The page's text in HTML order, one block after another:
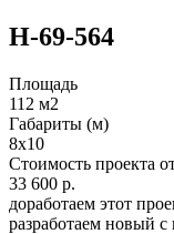
Н-69-564
Площадь
112 м2
Габариты (м)
8х10
Стоимость проекта
33 600 р.
доработаем этот
разработаем новый с